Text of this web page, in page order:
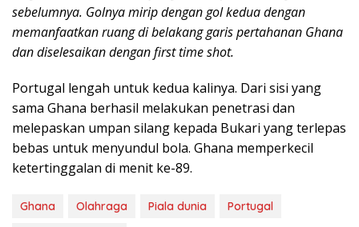
sebelumnya. Golnya mirip dengan gol kedua dengan
memanfaatkan ruang di belakang garis pertahanan Ghana
dan diselesaikan dengan first time shot.
Portugal lengah untuk kedua kalinya. Dari sisi yang
sama Ghana berhasil melakukan penetrasi dan
melepaskan umpan silang kepada Bukari yang terlepas
bebas untuk menyundul bola. Ghana memperkecil
ketertinggalan di menit ke-89.
Ghana Olahraga Piala dunia
Portugal